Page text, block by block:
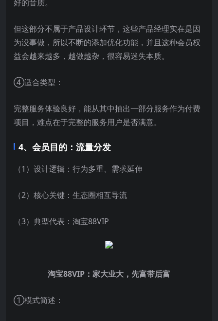
好的音质。
但这部分不属于产品设计环节，这些产品经理实在是因
为没事做，所以不断的添加优化功能，并且这种会员权
益会越来越多，越做越杂，很容易迷失本质。
④适合类型：
完整服务体验良好，能从其中抽出一部分服务作为付费
项目，难点在于完整的服务用户是否满意。
4、会员目的：流量分发
（1）设计逻辑：行为多重、需求延伸
（2）核心关键：生态圈相互导流
（3）典型代表：淘宝88VIP
淘宝88VIP：家大业大，先富带后富
①模式简述：